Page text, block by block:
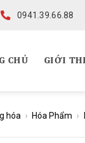
0941.39.66.88
CHỦ GIỚI
hóa › Hóa Phẩm ›